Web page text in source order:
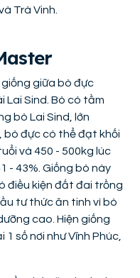
Trà Vinh.
giữa bò đực
Lai Sind. Bò có tầm
bò Lai Sind, lớn
bò đực có thể đạt khối
và 450 - 500kg lúc
- 43%. Giống bò này
điều kiện đất đai trồng
tư thức ăn tinh vì bò
cao. Hiện giống
số nơi như Vĩnh Phúc,